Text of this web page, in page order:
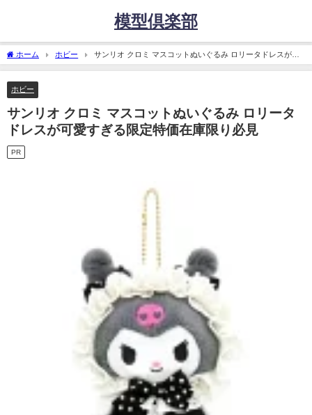
模型倶楽部
ホーム ホビー
サンリオ クロミ マスコットぬいぐるみ ロリータドレスが可
愛すぎる限定特価在庫限り必見
ホビー
サンリオ クロミ マスコットぬいぐるみ ロリータ
ドレスが可愛すぎる限定特価在庫限り必見
PR